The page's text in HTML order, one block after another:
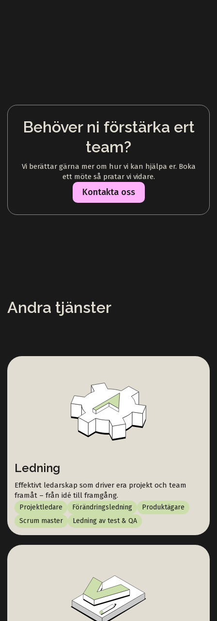
Behöver ni förstärka ert
team?
Vi berättar gärna mer om hur vi kan hjälpa er. Boka
ett möte så pratar vi vidare.
Kontakta oss
Andra tjänster
Ledning
Effektivt ledarskap som driver era projekt och team
framåt – från idé till framgång.
Projektledare Förändringsledning
Produktägare
Scrum master
Ledning av test & QA